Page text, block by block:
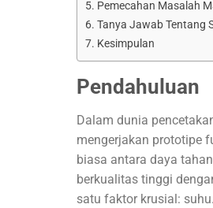
Pemecahan Masalah
Tanya Jawab Tentang
Kesimpulan
Pendahuluan
Dalam dunia
mengerjakan prototipe
biasa antara daya
berkualitas tinggi
satu faktor krusial: suhu.